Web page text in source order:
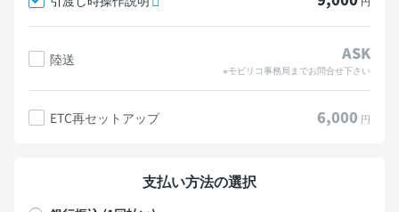
陸送 ASK
※モビリコ事務局までお問合せ下さい
ETC再セットアップ 6,000 円
支払い方法の選択